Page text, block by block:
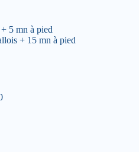
5 mn à pied
+ 15 mn à pied